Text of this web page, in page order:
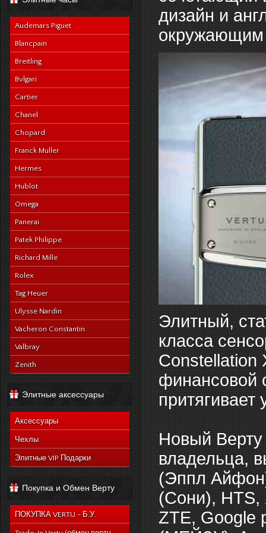
Audemars Piguet
Blancpain
Breitling
Bvlgari
Cartier
Chanel
Chopard
Franck Muller
Hermes
Hublot
Omega
Panerai
Patek Philippe
Richard Mille
Rolex
Tag Heuer
Ulysse Nardin
Vacheron Constantin
Valbray
Zenith
Элитные аксессуары
Аксессуары
Чехлы
Элитные VIP Подарки
Покупка и Обмен Верту
ПОКУПКА VERTU - Б.У.
дизайн и
Элитный,
класса
Constellation
финансовой
притягивает
Новый Верту
владельца,
(Эппл
(Сони), HTS,
ZTE, Google